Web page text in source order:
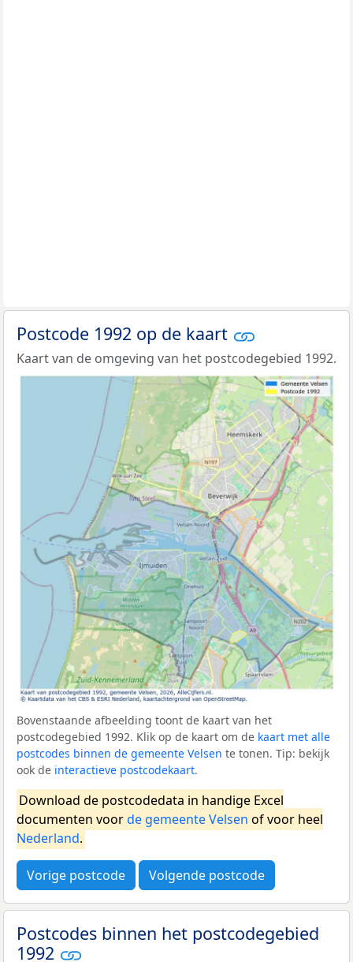
Postcode 1992 op de kaart
Kaart van de omgeving van het postcodegebied 1992.
Bovenstaande afbeelding toont de kaart van het
postcodegebied 1992. Klik op de kaart om de kaart met alle
postcodes binnen de gemeente Velsen te tonen. Tip: bekijk
ook de interactieve postcodekaart.
Download de postcodedata in handige Excel
documenten voorde gemeente Velsen of voor heel
Nederland.
Vorige postcode Volgende postcode
Postcodes binnen het postcodegebied
1992